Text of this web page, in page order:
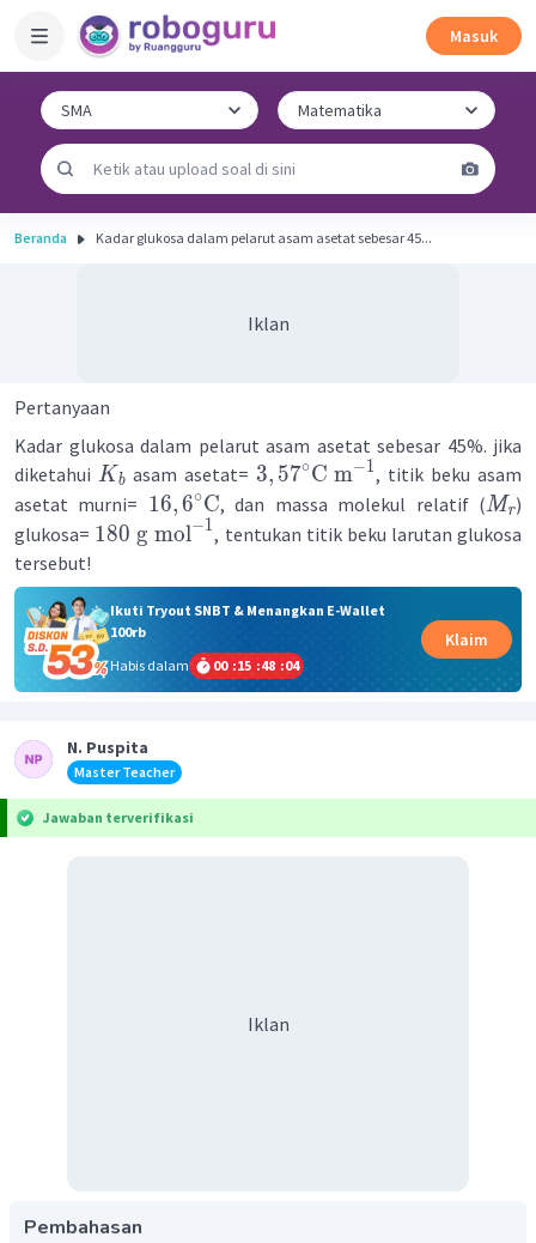
Masuk
Beranda Kadar glukosa dalam pelarut asam asetat sebesar 45...
Iklan
Pertanyaan
Kadar glukosa dalam pelarut asam asetat sebesar 45%. jika
diketahui K b asam asetat= 3, 57∘C m−1, titik beku asam
asetat murni= 16,6∘C, dan massa molekul relatif (Mr)
glukosa= 180 g mol−1, tentukan titik beku larutan glukosa
tersebut!
Ikuti Tryout SNBT & Menangkan E-Wallet
100rb
Habis dalam
00 :15 :48 :04
Klaim
N. Puspita
Master Teacher
Jawaban terverifikasi
Iklan
Pembahasan